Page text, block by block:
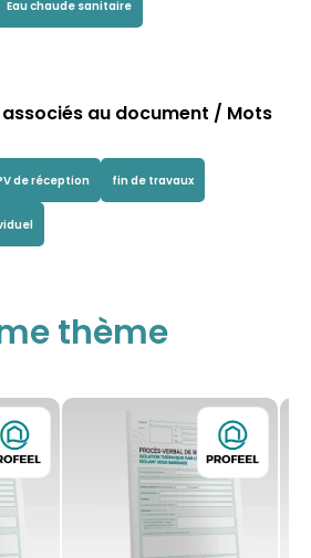
Eau chaude sanitaire
au document / Mots
de réception fin de travaux
thème